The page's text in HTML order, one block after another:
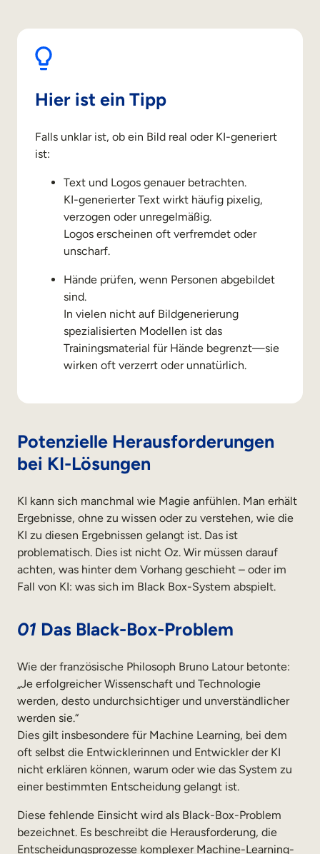
RUNDGANG MACHEN DEMO ANFORDERN
Hier ist ein Tipp
Falls unklar ist, ob ein Bild real oder KI-generiert
ist:
Text und Logos genauer betrachten.
KI-generierter Text wirkt häufig pixelig,
verzogen oder unregelmäßig.
Logos erscheinen oft verfremdet oder
unscharf.
Hände prüfen, wenn Personen abgebildet
sind.
In vielen nicht auf Bildgenerierung
spezialisierten Modellen ist das
Trainingsmaterial für Hände begrenzt—sie
wirken oft verzerrt oder unnatürlich.
Potenzielle Herausforderungen
bei KI-Lösungen
KI kann sich manchmal wie Magie anfühlen. Man erhält
Ergebnisse, ohne zu wissen oder zu verstehen, wie die
KI zu diesen Ergebnissen gelangt ist. Das ist
problematisch. Dies ist nicht Oz. Wir müssen darauf
achten, was hinter dem Vorhang geschieht – oder im
Fall von KI: was sich im Black Box-System abspielt.
01 Das Black-Box-Problem
Wie der französische Philosoph Bruno Latour betonte:
„Je erfolgreicher Wissenschaft und Technologie
werden, desto undurchsichtiger und unverständlicher
werden sie.“
Dies gilt insbesondere für Machine Learning, bei dem
oft selbst die Entwicklerinnen und Entwickler der KI
nicht erklären können, warum oder wie das System zu
einer bestimmten Entscheidung gelangt ist.
Diese fehlende Einsicht wird als Black-Box-Problem
bezeichnet. Es beschreibt die Herausforderung, die
Entscheidungsprozesse komplexer Machine-Learning-